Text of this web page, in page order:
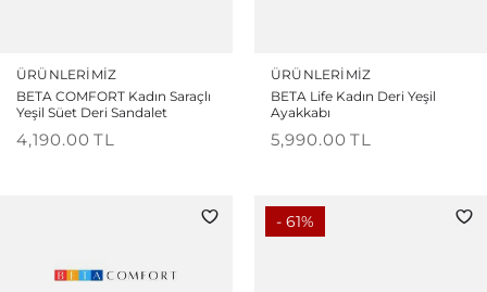
ÜRÜNLERIMIZ
BETA COMFORT Kadın Saraçlı
Yeşil Süet Deri Sandalet
4,190.00 TL
ÜRÜNLERIMIZ
BETA Life Kadın Deri Yeşil
Ayakkabı
5,990.00 TL
- 61%